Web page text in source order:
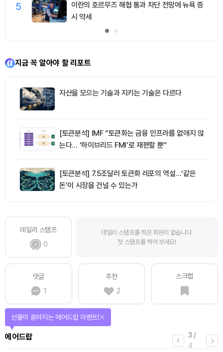
5
이란의 호르무즈 해협 통과 차단 전망에 뉴욕 증
시 약세
지금 꼭 알아야 할 리포트
자산을 모으는 기술과 지키는 기술은 다르다
[토큰분석] IMF “토큰화는 금융 인프라를 없애지 않
는다… ‘하이브리드 FMI’로 재편할 뿐”
[토큰분석] 7.5조달러 토큰화 레포의 역설…‘같은
돈’이 시장을 건널 수 있는가
데일리 스탬프
0
데일리 스탬프를 찍은 회원이 없습니다.
첫 스탬프를 찍어 보세요!
댓글
1
추천
2
스크랩
3 /
4
에어드랍
선물이 쏟아지는 에어드랍 이벤트!